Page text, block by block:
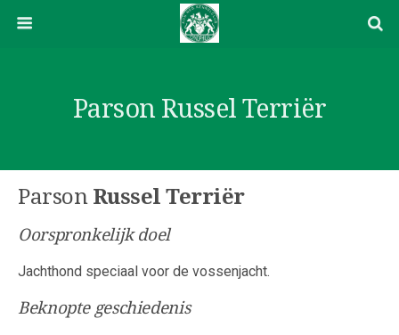
Parson Russel Terriër
Parson Russel Terriër
Oorspronkelijk doel
Jachthond speciaal voor de vossenjacht.
Beknopte geschiedenis